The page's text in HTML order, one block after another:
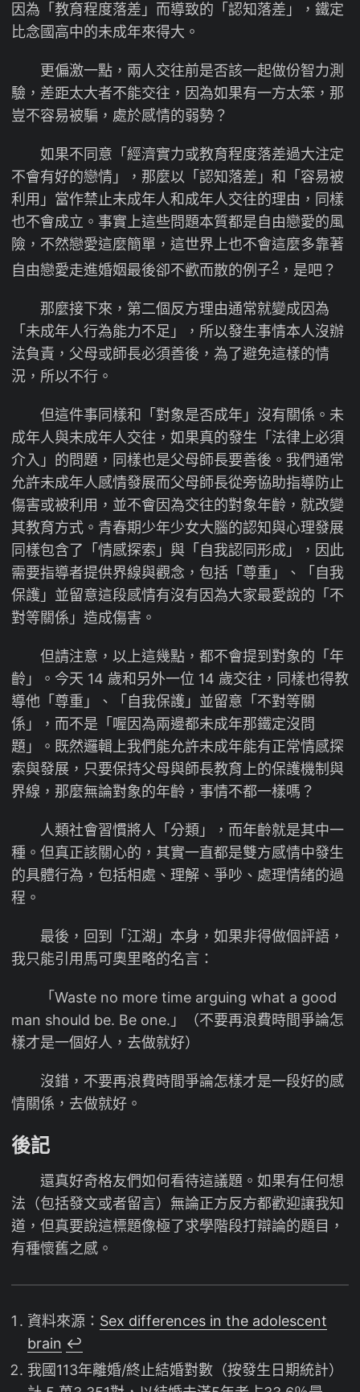
因為「教育程度落差」而導致的「認知落差」，鐵定
比念國高中的未成年來得大。
更偏激一點，兩人交往前是否該一起做份智力測
驗，差距太大者不能交往，因為如果有一方太笨，那
豈不容易被騙，處於感情的弱勢？
如果不同意「經濟實力或教育程度落差過大注定
不會有好的戀情」，那麼以「認知落差」和「容易被
利用」當作禁止未成年人和成年人交往的理由，同樣
也不會成立。事實上這些問題本質都是自由戀愛的風
險，不然戀愛這麼簡單，這世界上也不會這麼多靠著
自由戀愛走進婚姻最後卻不歡而散的例子2 ，是吧？
那麼接下來，第二個反方理由通常就變成因為
「未成年人行為能力不足」，所以發生事情本人沒辦
法負責，父母或師長必須善後，為了避免這樣的情
況，所以不行。
但這件事同樣和「對象是否成年」沒有關係。未
成年人與未成年人交往，如果真的發生「法律上必須
介入」的問題，同樣也是父母師長要善後。我們通常
允許未成年人感情發展而父母師長從旁協助指導防止
傷害或被利用，並不會因為交往的對象年齡，就改變
其教育方式。青春期少年少女大腦的認知與心理發展
同樣包含了「情感探索」與「自我認同形成」，因此
需要指導者提供界線與觀念，包括「尊重」、「自我
保護」並留意這段感情有沒有因為大家最愛說的「不
對等關係」造成傷害。
但請注意，以上這幾點，都不會提到對象的「年
齡」。今天 14 歲和另外一位 14 歲交往，同樣也得教
導他「尊重」、「自我保護」並留意「不對等關
係」，而不是「喔因為兩邊都未成年那鐵定沒問
題」。既然邏輯上我們能允許未成年能有正常情感探
索與發展，只要保持父母與師長教育上的保護機制與
界線，那麼無論對象的年齡，事情不都一樣嗎？
人類社會習慣將人「分類」，而年齡就是其中一
種。但真正該關心的，其實一直都是雙方感情中發生
的具體行為，包括相處、理解、爭吵、處理情緒的過
程。
最後，回到「江湖」本身，如果非得做個評語，
我只能引用馬可奧里略的名言：
「Waste no more time arguing what a good
man should be. Be one.」（不要再浪費時間爭論怎
樣才是一個好人，去做就好）
沒錯，不要再浪費時間爭論怎樣才是一段好的感
情關係，去做就好。
後記
還真好奇格友們如何看待這議題。如果有任何想
法（包括發文或者留言）無論正方反方都歡迎讓我知
道，但真要說這標題像極了求學階段打辯論的題目，
有種懷舊之感。
資料來源： Sex differences in the adolescent
brain ↩︎
我國113年離婚/終止結婚對數（按發生日期統計）